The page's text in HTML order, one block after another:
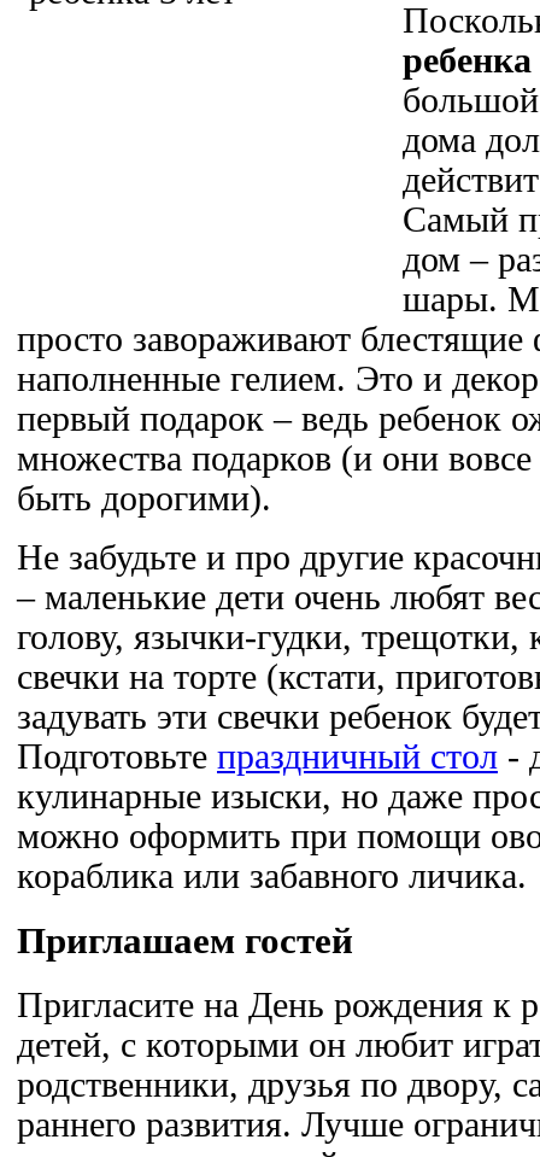
дома
Самый
дом –
шары.
просто завораживают
наполненные гелием. Это и
первый подарок – ведь ребенок
множества подарков (и они
быть дорогими).
Не забудьте и про другие
– маленькие дети очень любят
голову, язычки-гудки, трещотки,
свечки на торте (кстати,
задувать эти свечки ребенок
Подготовьте праздничный стол -
кулинарные изыски, но даже
можно оформить при помощи
кораблика или забавного личика.
Приглашаем гостей
Пригласите на День рождения к
детей, с которыми он любит
родственники, друзья по двору,
раннего развития. Лучше